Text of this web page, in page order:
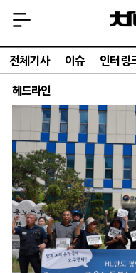
전체기사 이슈 인터링
헤드라인